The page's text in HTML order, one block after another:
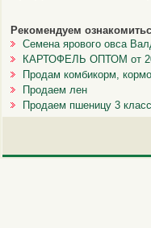
Рекомендуем
Семена ярового овса
КАРТОФЕЛЬ ОПТОМ от
Продам комбикорм,
Продаем лен
Продаем пшеницу 3 класс